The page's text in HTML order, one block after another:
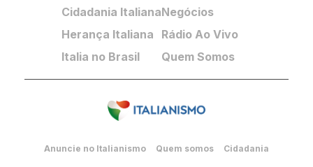
Cidadania Italiana
Herança Italiana
Italia no Brasil
Negócios
Rádio Ao Vivo
Quem Somos
Anuncie no Italianismo Quem somos Cidadania